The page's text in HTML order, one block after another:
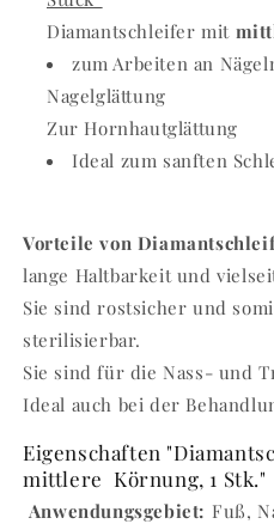
Diamantschleifer mit
zum Arbeiten an
Nagelglättung
Zur Hornhautglättung
Ideal zum sanften
Vorteile von
lange Haltbarkeit und
Sie sind rostsicher und
sterilisierbar.
Sie sind für die Nass- und
Ideal auch bei der
Eigenschaften
mittlere Körnung, 1 Stk."
Anwendungsgebiet: Fuß,